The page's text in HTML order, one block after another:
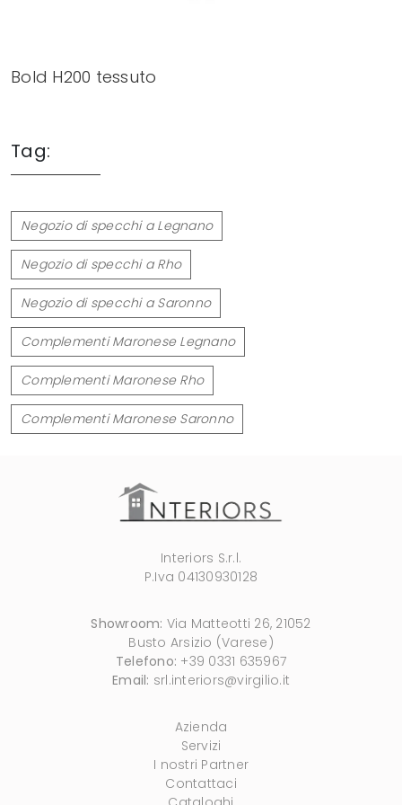
Bold H200 tessuto
Tag:
Negozio di specchi a Legnano
Negozio di specchi a Rho
Negozio di specchi a Saronno
Complementi Maronese Legnano
Complementi Maronese Rho
Complementi Maronese Saronno
Interiors S.r.l.
P.Iva 04130930128
Showroom: Via Matteotti 26, 21052
Busto Arsizio (Varese)
Telefono: +39 0331 635967
Email: srl.interiors@virgilio.it
Azienda
Servizi
I nostri Partner
Contattaci